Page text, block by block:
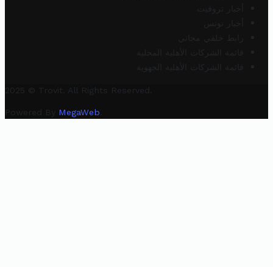
أخبار تروفيت
أخبار تونس
رابط خلفي مجاني
قائمة الشركات الأهلية المحلية
قائمة الشركات الأهلية الجهوية
2025 © Trovit. All Rights Reserved.
Powered By MegaWeb